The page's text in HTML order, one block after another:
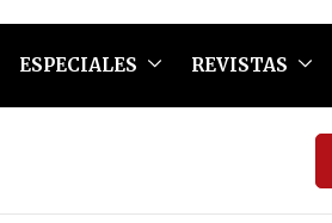
ESPECIALES REVISTAS